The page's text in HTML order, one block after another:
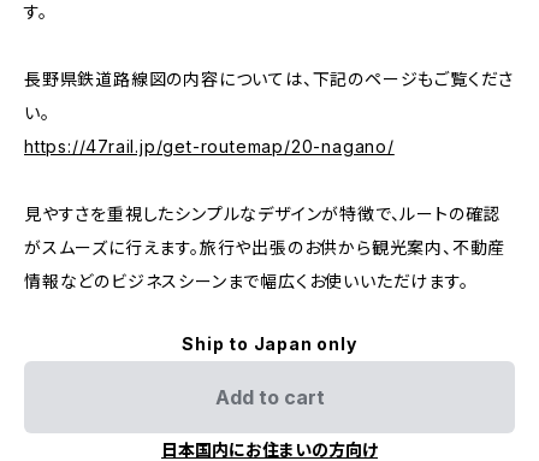
す。
長野県鉄道路線図の内容については、下記のページもご覧くださ
い。
https://47rail.jp/get-routemap/20-nagano/
見やすさを重視したシンプルなデザインが特徴で、ルートの確認
がスムーズに行えます。旅行や出張のお供から観光案内、不動産
情報などのビジネスシーンまで幅広くお使いいただけます。
Ship to Japan only
Add to cart
日本国内にお住まいの方向け